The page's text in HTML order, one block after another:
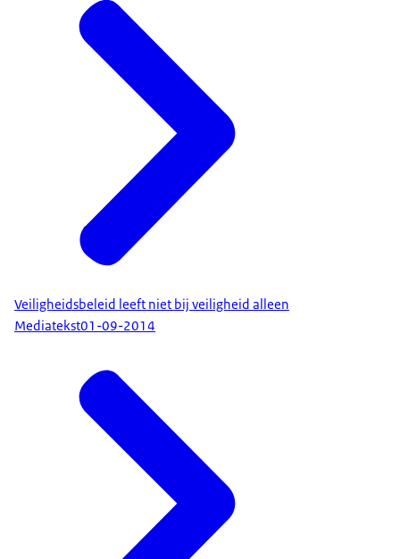
Veiligheidsbeleid leeft niet bij veiligheid alleen
Mediatekst01-09-2014